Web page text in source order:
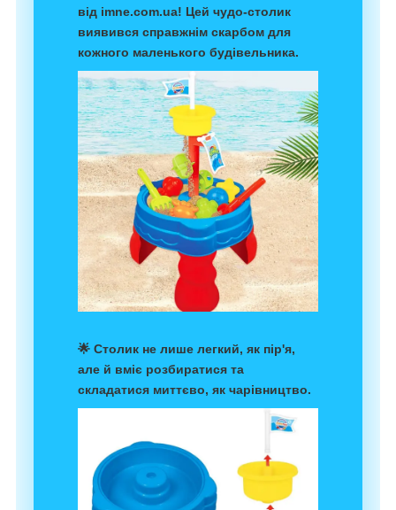
від imne.com.ua! Цей чудо-столик
виявився справжнім скарбом для
кожного маленького будівельника.
🌟 Столик не лише легкий, як пір'я,
але й вміє розбиратися та
складатися миттєво, як чарівництво.